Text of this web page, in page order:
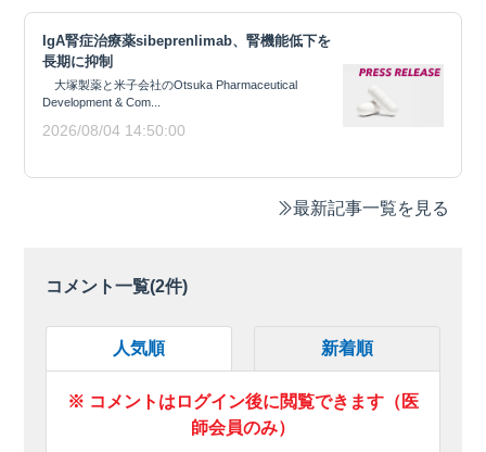
IgA腎症治療薬sibeprenlimab、腎機能低下を
長期に抑制
大塚製薬と米子会社のOtsuka Pharmaceutical
Development & Com...
2026/08/04 14:50:00
最新記事一覧を見る
コメント一覧(2件)
人気順 新着順
※ コメントはログイン後に閲覧できます（医
師会員のみ）